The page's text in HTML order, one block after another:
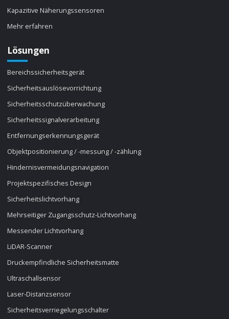
Kapazitive Näherungssensoren
Mehr erfahren
Lösungen
Bereichssicherheitsgerät
Sicherheitsauslösevorrichtung
Sicherheitsschutzüberwachung
Sicherheitssignalverarbeitung
Entfernungserkennungsgerät
Objektpositionierung / -messung / -zählung
Hindernisvermeidungsnavigation
Projektspezifisches Design
Sicherheitslichtvorhang
Mehrseitiger Zugangsschutz-Lichtvorhang
Messender Lichtvorhang
LiDAR-Scanner
Druckempfindliche Sicherheitsmatte
Ultraschallsensor
Laser-Distanzsensor
Sicherheitsverriegelungsschalter